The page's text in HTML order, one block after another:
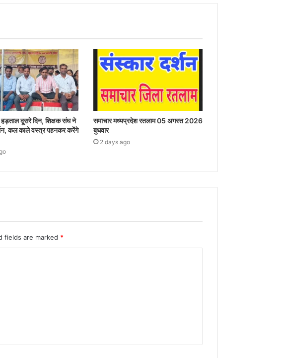
हड़ताल दूसरे दिन, शिक्षक संघ ने
कल काले वस्त्र पहनकर करेंगे
समाचार मध्यप्रदेश रतलाम 05 अगस्त 2026
बुधवार
2 days ago
fields are marked *